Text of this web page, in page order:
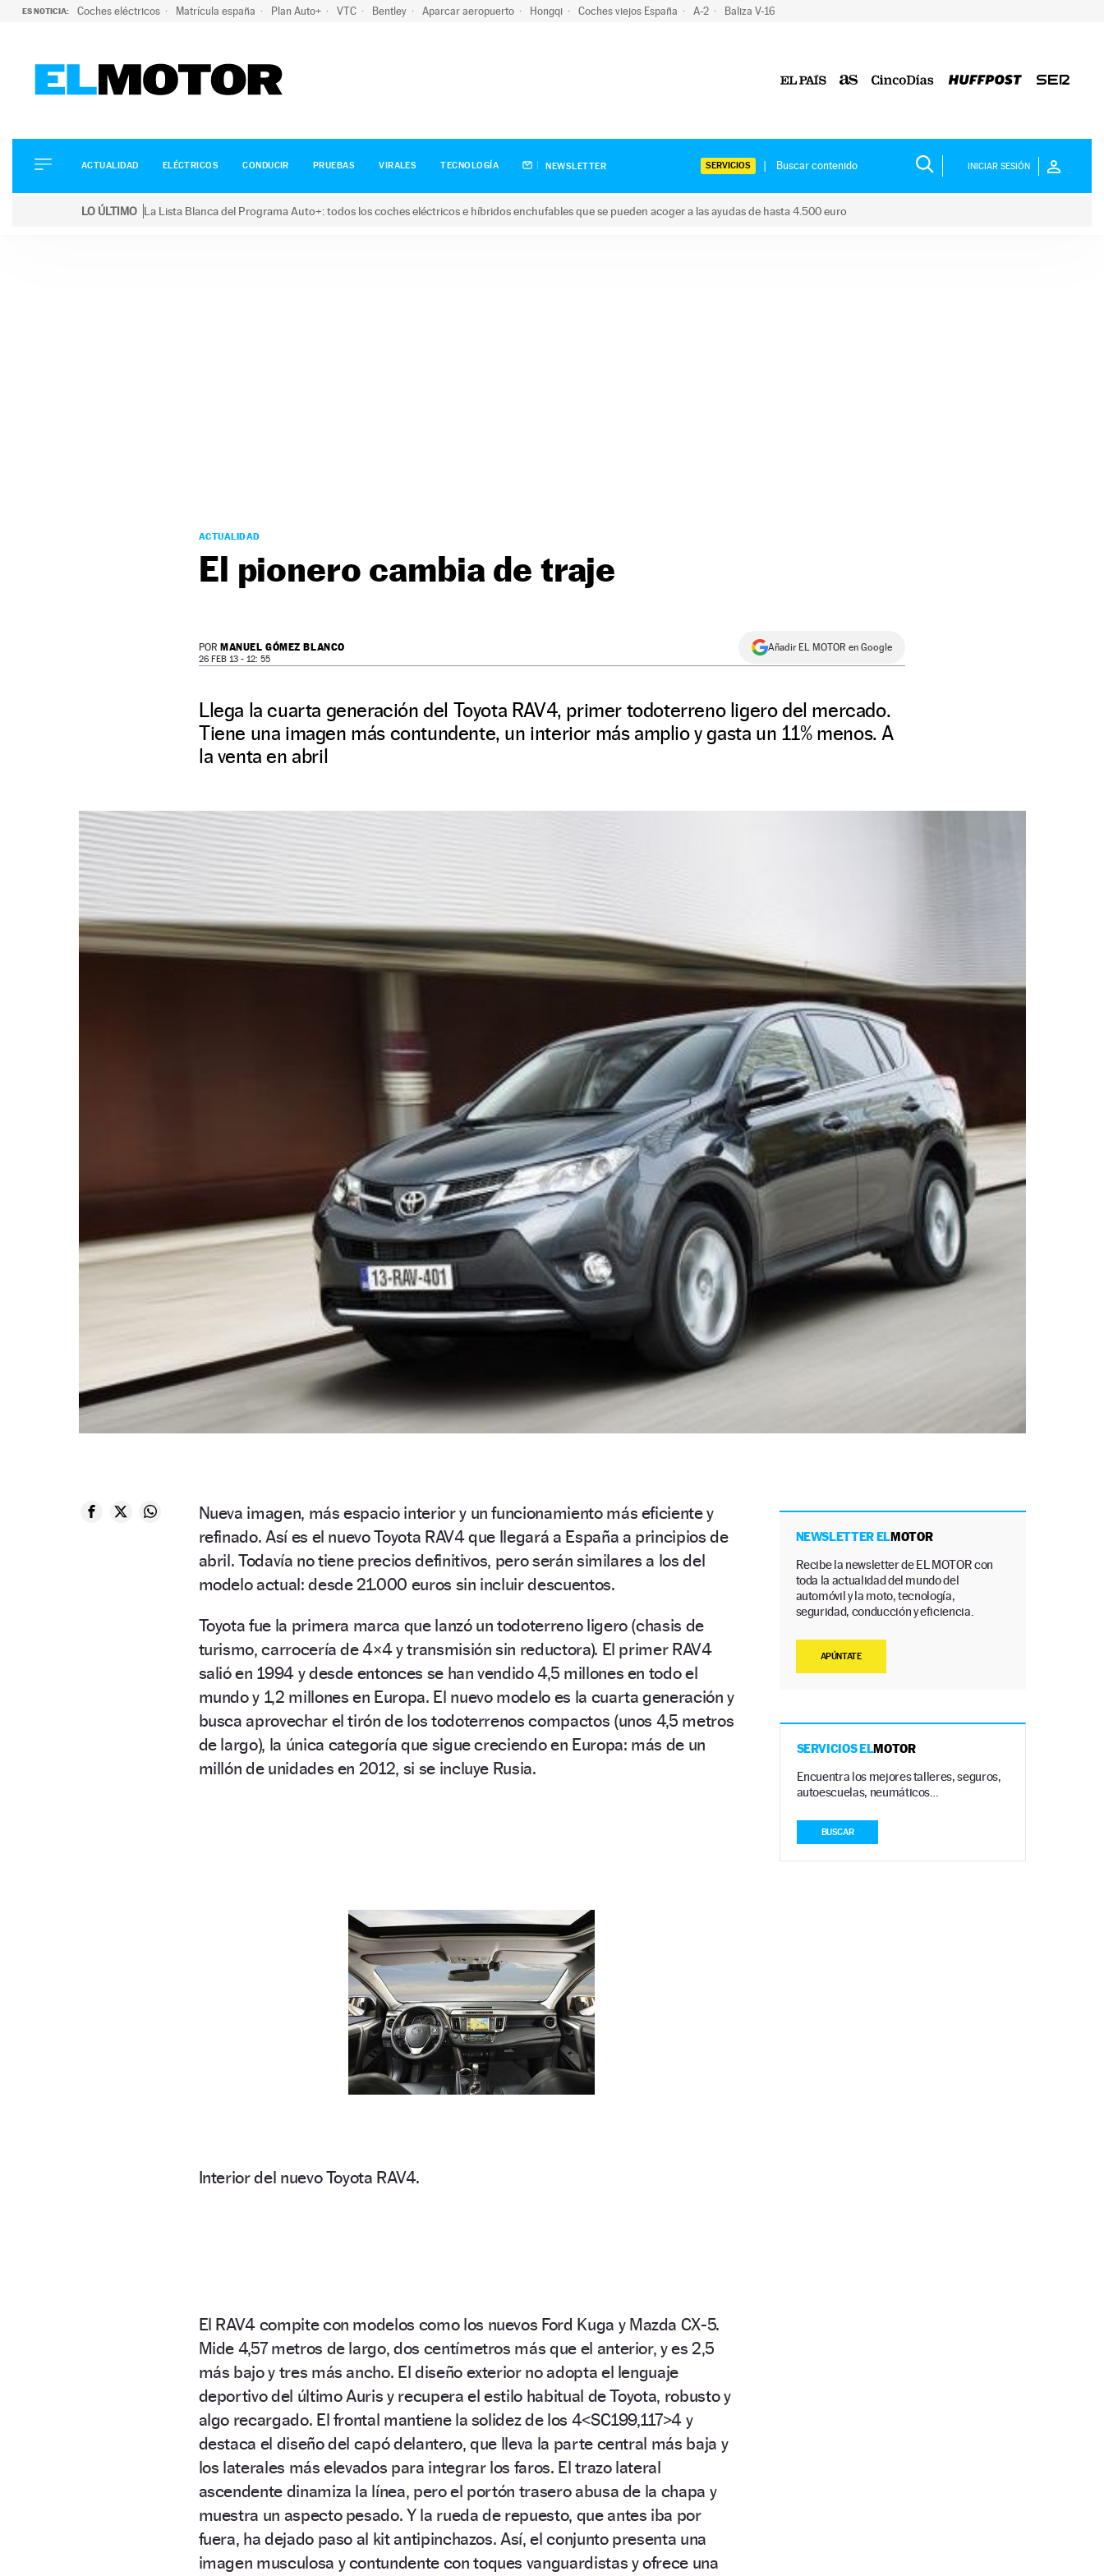
ES NOTICIA: Coches eléctricos Matrícula españa Plan Auto+ VTC Bentley Aparcar aeropuerto Hongqi Coches viejos España A-2 Baliza V-16
ELÉCTRICOS
CONDUCIR
ACTUALIDAD ELÉCTRICOS CONDUCIR PRUEBAS VIRALES TECNOLOGÍA NEWSLETTER SERVICIOS INICIAR SESIÓN
LO ÚLTIMO La Lista Blanca del Programa Auto+: todos los coches eléctricos e híbridos enchufables que se pueden acoger a las ayudas de hasta 4.500 euro
ACTUALIDAD
El pionero cambia de traje
POR MANUEL GÓMEZ BLANCO
26 FEB 13 - 12: 55
Añadir EL MOTOR en Google
Llega la cuarta generación del Toyota RAV4, primer todoterreno ligero del mercado.
Tiene una imagen más contundente, un interior más amplio y gasta un 11% menos. A
la venta en abril
Nueva imagen, más espacio interior y un funcionamiento más eficiente y
refinado. Así es el nuevo Toyota RAV4 que llegará a España a principios de
abril. Todavía no tiene precios definitivos, pero serán similares a los del
modelo actual: desde 21.000 euros sin incluir descuentos.
Toyota fue la primera marca que lanzó un todoterreno ligero (chasis de
turismo, carrocería de 4×4 y transmisión sin reductora). El primer RAV4
salió en 1994 y desde entonces se han vendido 4,5 millones en todo el
mundo y 1,2 millones en Europa. El nuevo modelo es la cuarta generación y
busca aprovechar el tirón de los todoterrenos compactos (unos 4,5 metros
de largo), la única categoría que sigue creciendo en Europa: más de un
millón de unidades en 2012, si se incluye Rusia.
Interior del nuevo Toyota RAV4.
El RAV4 compite con modelos como los nuevos Ford Kuga y Mazda CX-5.
Mide 4,57 metros de largo, dos centímetros más que el anterior, y es 2,5
más bajo y tres más ancho. El diseño exterior no adopta el lenguaje
deportivo del último Auris y recupera el estilo habitual de Toyota, robusto y
algo recargado. El frontal mantiene la solidez de los 4<SC199,117>4 y
destaca el diseño del capó delantero, que lleva la parte central más baja y
los laterales más elevados para integrar los faros. El trazo lateral
ascendente dinamiza la línea, pero el portón trasero abusa de la chapa y
muestra un aspecto pesado. Y la rueda de repuesto, que antes iba por
fuera, ha dejado paso al kit antipinchazos. Así, el conjunto presenta una
imagen musculosa y contundente con toques vanguardistas y ofrece una
NEWSLETTER ELMOTOR
Recibe la newsletter de EL MOTOR con
toda la actualidad del mundo del
automóvil y la moto, tecnología,
seguridad, conducción y eficiencia.
APÚNTATE
SERVICIOS ELMOTOR
Encuentra los mejores talleres, seguros,
autoescuelas, neumáticos…
BUSCAR